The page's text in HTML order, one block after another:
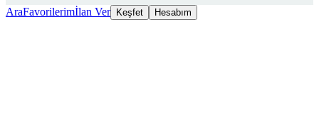
AraFavorilerimİlan Ver Keşfet Hesabım